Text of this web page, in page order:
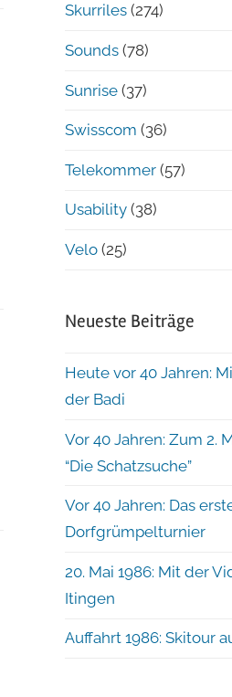
Skurriles (274)
Sounds (78)
Sunrise (37)
Swisscom (36)
Telekommer (57)
Usability (38)
Velo (25)
Neueste Beiträge
Heute vor 40 Jahren:
der Badi
Vor 40 Jahren: Zum 2.
“Die Schatzsuche”
Vor 40 Jahren: Das
Dorfgrümpelturnier
20. Mai 1986: Mit der
Itingen
Auffahrt 1986: Skitour